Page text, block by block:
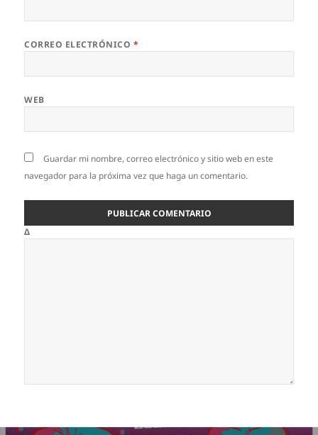
CORREO ELECTRÓNICO *
WEB
Guardar mi nombre, correo electrónico y sitio web en este
navegador para la próxima vez que haga un comentario.
Δ